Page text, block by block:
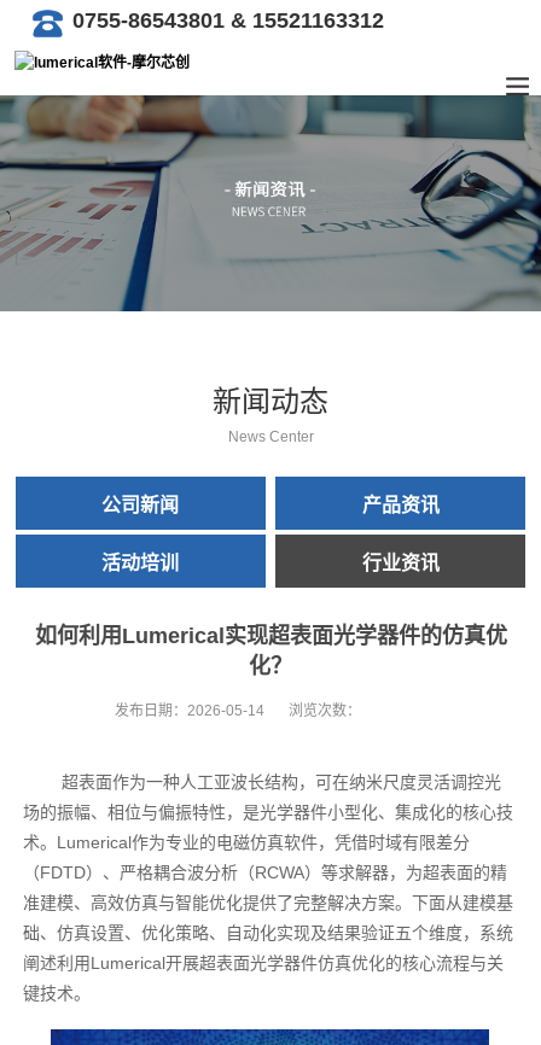
0755-86543801 & 15521163312
新闻动态
News Center
公司新闻 产品资讯
活动培训 行业资讯
如何利用Lumerical实现超表面光学器件的仿真优
化？
发布日期： 2026-05-14 浏览次数：
超表面作为一种人工亚波长结构，可在纳米尺度灵活调控光
场的振幅、相位与偏振特性，是光学器件小型化、集成化的核心技
术。Lumerical作为专业的电磁仿真软件，凭借时域有限差分
（FDTD）、严格耦合波分析（RCWA）等求解器，为超表面的精
准建模、高效仿真与智能优化提供了完整解决方案。下面从建模基
础、仿真设置、优化策略、自动化实现及结果验证五个维度，系统
阐述利用Lumerical开展超表面光学器件仿真优化的核心流程与关
键技术。